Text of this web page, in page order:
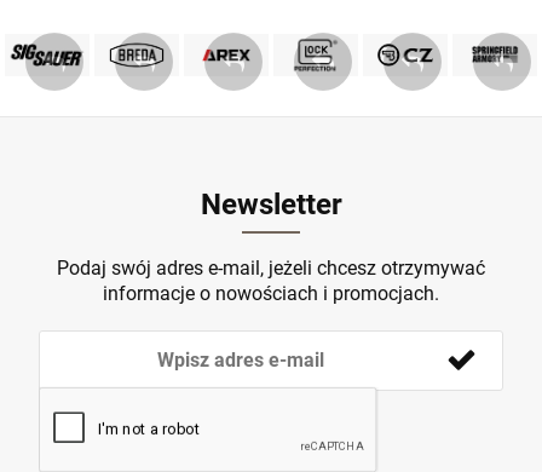
Newsletter
Podaj swój adres e-mail, jeżeli chcesz otrzymywać
informacje o nowościach i promocjach.